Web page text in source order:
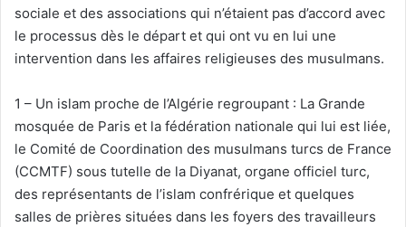
sociale et des associations qui n’étaient pas d’accord avec
le processus dès le départ et qui ont vu en lui une
intervention dans les affaires religieuses des musulmans.
1 – Un islam proche de l’Algérie regroupant : La Grande
mosquée de Paris et la fédération nationale qui lui est liée,
le Comité de Coordination des musulmans turcs de France
(CCMTF) sous tutelle de la Diyanat, organe officiel turc,
des représentants de l’islam confrérique et quelques
salles de prières situées dans les foyers des travailleurs